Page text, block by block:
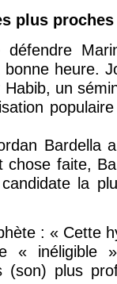
plus proches
heure.
un
Bardella
chose faite,
la
: « Cette
« inéligible
(son) plus